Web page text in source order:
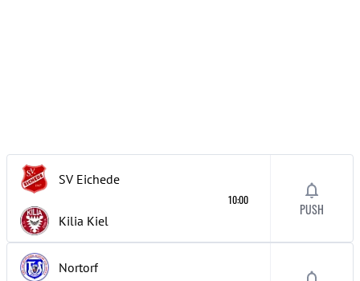
SV Eichede
Kilia Kiel
10:00
PUSH
Nortorf